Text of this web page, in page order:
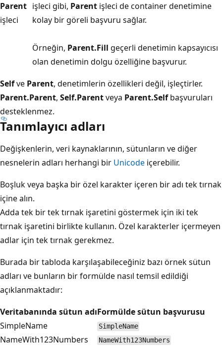
Parent
işleci
işleci gibi, Parent işleci de container denetimine
kolay bir göreli başvuru sağlar.
Örneğin, Parent.Fill geçerli denetimin kapsayıcısı
olan denetimin dolgu özelliğine başvurur.
Selfve Parent, denetimlerin özellikleri değil, işleçtirler.
Parent.Parent, Self.Parentveya Parent.Selfbaşvuruları
desteklenmez.
Tanımlayıcı adları
Değişkenlerin, veri kaynaklarının, sütunların ve diğer
nesnelerin adları herhangi bir Unicode içerebilir.
Boşluk veya başka bir özel karakter içeren bir adı tek tırnak
içine alın.
Adda tek bir tek tırnak işaretini göstermek için iki tek
tırnak işaretini birlikte kullanın. Özel karakterler içermeyen
adlar için tek tırnak gerekmez.
Burada bir tabloda karşılaşabileceğiniz bazı örnek sütun
adları ve bunların bir formülde nasıl temsil edildiği
açıklanmaktadır:
Veritabanında sütun adıFormülde sütun başvurusu
SimpleName
SimpleName
NameWith123Numbers NameWith123Numbers